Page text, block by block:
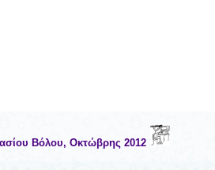
Βόλου, Οκτώβρης 2012